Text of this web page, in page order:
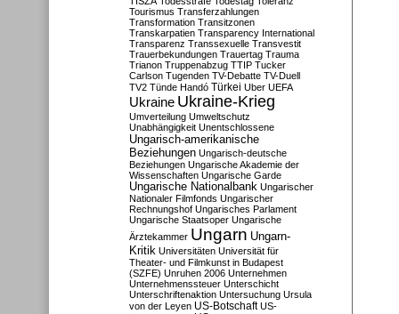
Tourismus Transferzahlungen
Transformation Transitzonen
Transkarpatien Transparency International
Transparenz Transsexuelle Transvestit
Trauerbekundungen Trauertag Trauma
Trianon Truppenabzug TTIP Tucker
Carlson Tugenden TV-Debatte TV-Duell
TV2 Tünde Handó Türkei Uber UEFA
Ukraine Ukraine-Krieg
Umverteilung Umweltschutz
Unabhängigkeit Unentschlossene
Ungarisch-amerikanische
Beziehungen Ungarisch-deutsche
Beziehungen Ungarische Akademie der
Wissenschaften Ungarische Garde
Ungarische Nationalbank Ungarischer
Nationaler Filmfonds Ungarischer
Rechnungshof Ungarisches Parlament
Ungarische Staatsoper Ungarische
Ärztekammer Ungarn Ungarn-
Kritik Universitäten Universität für
Theater- und Filmkunst in Budapest
(SZFE) Unruhen 2006 Unternehmen
Unternehmenssteuer Unterschicht
Unterschriftenaktion Untersuchung Ursula
von der Leyen US-Botschaft US-